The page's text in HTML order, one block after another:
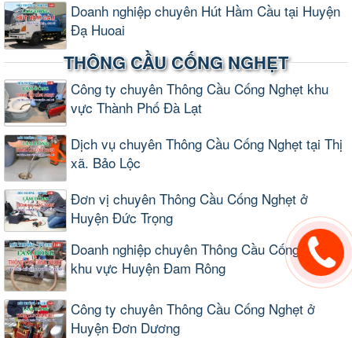
Doanh nghiệp chuyên Hút Hầm Cầu tại Huyện
Đạ Huoai
THÔNG CẦU CỐNG NGHẸT
Công ty chuyên Thông Cầu Cống Nghẹt khu
vực Thành Phố Đà Lạt
Dịch vụ chuyên Thông Cầu Cống Nghẹt tại Thị
xã. Bảo Lộc
Đơn vị chuyên Thông Cầu Cống Nghẹt ở
Huyện Đức Trọng
Doanh nghiệp chuyên Thông Cầu Cống Nghẹt
khu vực Huyện Đam Rông
Công ty chuyên Thông Cầu Cống Nghẹt ở
Huyện Đơn Dương